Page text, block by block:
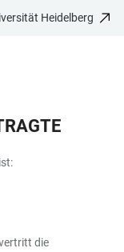
Heidelberg
die